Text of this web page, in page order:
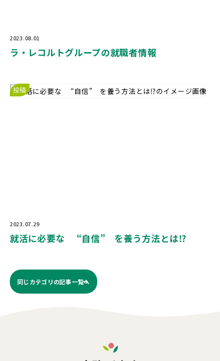
2023.08.01
ラ・レコルトグループの就職者情報
投稿
2023.07.29
就活に必要な “自信” を養う方法とは⁉️
同じカテゴリの記事⼀覧へ